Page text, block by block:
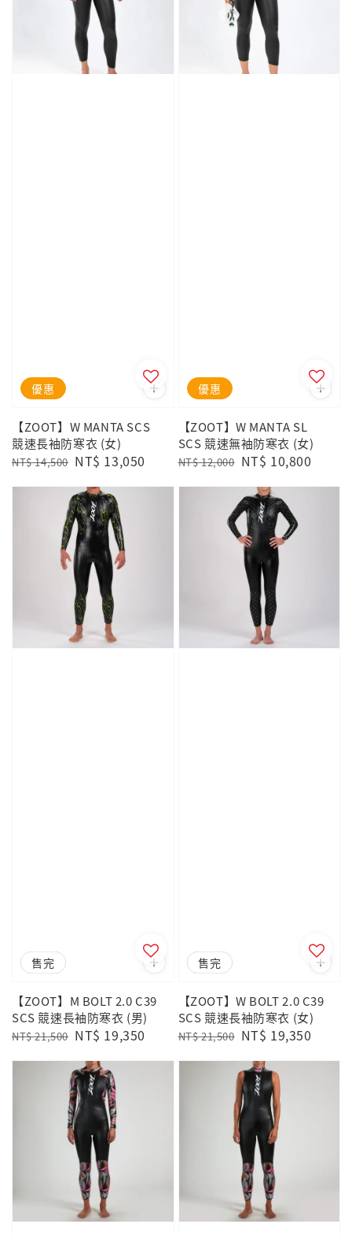
優惠
【ZOOT】W MANTA SCS
競速長袖防寒衣 (女)
Regular
NT$ 14,500 Sale
NT$ 13,050
優惠
【ZOOT】W MANTA SL
SCS 競速無袖防寒衣 (女)
Regular
NT$ 12,000 Sale
NT$ 10,800
優惠
售完
【ZOOT】M BOLT 2.0 C39
SCS 競速長袖防寒衣 (男)
Regular
NT$ 21,500 Sale
NT$ 19,350
優惠
售完
【ZOOT】W BOLT 2.0 C39
SCS 競速長袖防寒衣 (女)
Regular
NT$ 21,500 Sale
NT$ 19,350